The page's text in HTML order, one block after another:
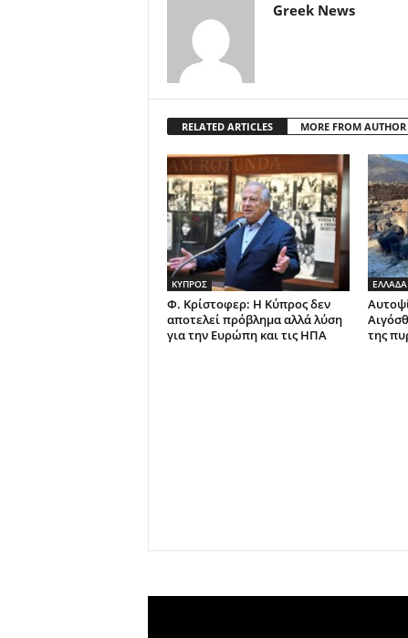
Greek News
RELATED ARTICLES MORE FROM AUTHOR
ΚΥΠΡΟΣ
Φ. Κρίστοφερ: Η Κύπρος δεν
αποτελεί πρόβλημα αλλά λύση
για την Ευρώπη και τις ΗΠΑ
ΕΛΛΑΔΑ
της